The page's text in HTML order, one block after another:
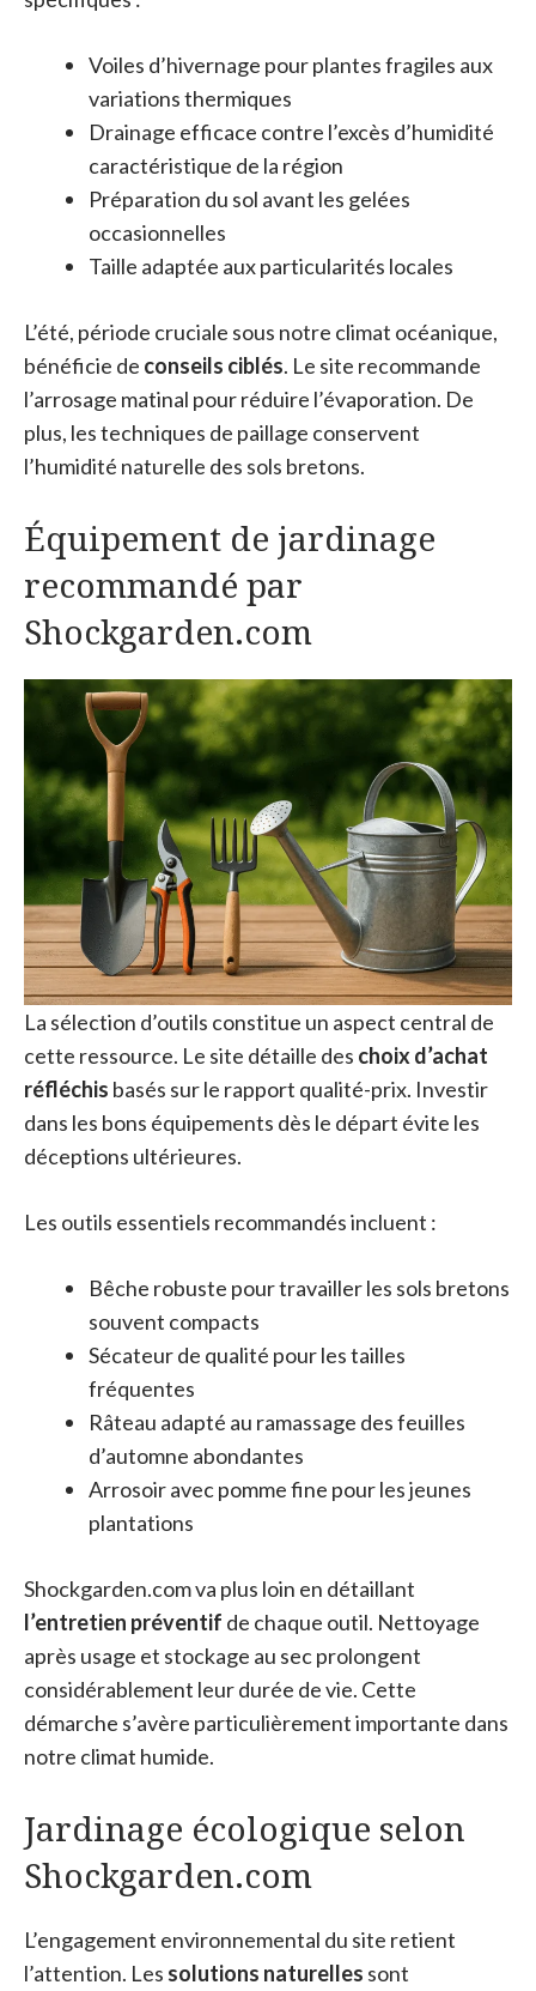
Voiles d’hivernage pour plantes fragiles aux
variations thermiques
Drainage efficace contre l’excès d’humidité
caractéristique de la région
Préparation du sol avant les gelées
occasionnelles
Taille adaptée aux particularités locales
L’été, période cruciale sous notre climat océanique,
bénéficie de conseils ciblés. Le site recommande
l’arrosage matinal pour réduire l’évaporation. De
plus, les techniques de paillage conservent
l’humidité naturelle des sols bretons.
Équipement de jardinage
recommandé par
Shockgarden.com
La sélection d’outils constitue un aspect central de
cette ressource. Le site détaille des choix d’achat
réfléchis basés sur le rapport qualité-prix. Investir
dans les bons équipements dès le départ évite les
déceptions ultérieures.
Les outils essentiels recommandés incluent :
Bêche robuste pour travailler les sols bretons
souvent compacts
Sécateur de qualité pour les tailles
fréquentes
Râteau adapté au ramassage des feuilles
d’automne abondantes
Arrosoir avec pomme fine pour les jeunes
plantations
Shockgarden.com va plus loin en détaillant
l’entretien préventif de chaque outil. Nettoyage
après usage et stockage au sec prolongent
considérablement leur durée de vie. Cette
démarche s’avère particulièrement importante dans
notre climat humide.
Jardinage écologique selon
Shockgarden.com
L’engagement environnemental du site retient
l’attention. Les solutions naturelles sont